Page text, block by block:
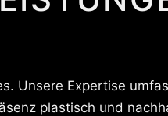
Unsere Expertise
plastisch und